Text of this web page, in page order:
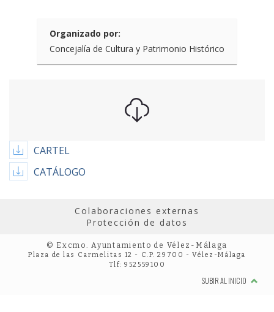
Organizado por:
Concejalía de Cultura y Patrimonio Histórico
CARTEL
CATÁLOGO
Colaboraciones externas
Protección de datos
© Excmo. Ayuntamiento de Vélez-Málaga
Plaza de las Carmelitas 12 - C.P. 29700 - Vélez-Málaga
Tlf: 952559100
SUBIR AL INICIO